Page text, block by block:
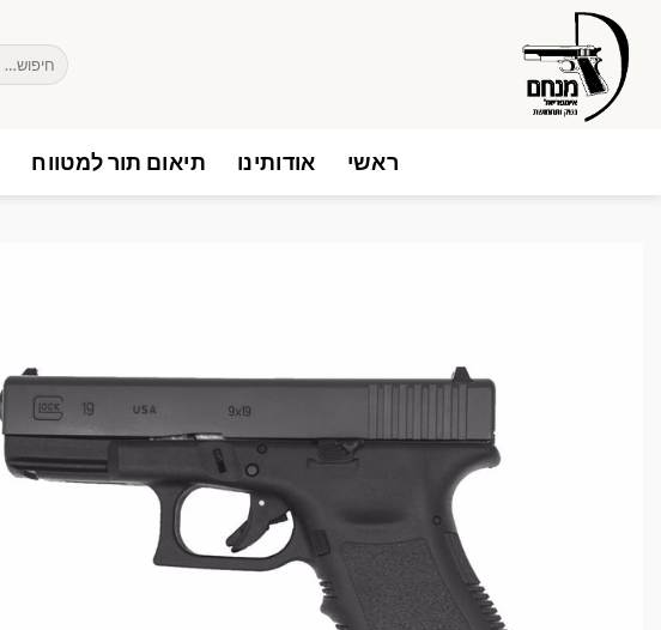
content
חיפוש
עבור:
ראשי אודותינו תיאום תור למטווח